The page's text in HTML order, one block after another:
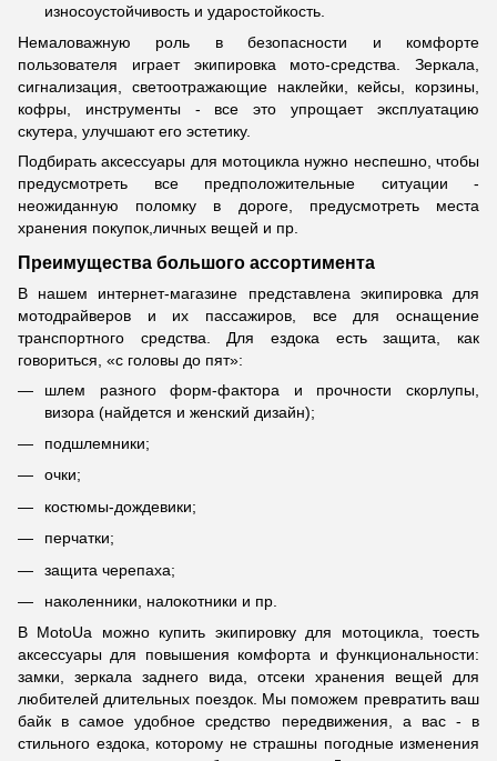
износоустойчивость и ударостойкость.
Немаловажную роль в безопасности и комфорте
пользователя играет экипировка мото-средства. Зеркала,
сигнализация, светоотражающие наклейки, кейсы, корзины,
кофры, инструменты - все это упрощает эксплуатацию
скутера, улучшают его эстетику.
Подбирать аксессуары для мотоцикла нужно неспешно, чтобы
предусмотреть все предположительные ситуации -
неожиданную поломку в дороге, предусмотреть места
хранения покупок,личных вещей и пр.
Преимущества большого ассортимента
В нашем интернет-магазине представлена экипировка для
мотодрайверов и их пассажиров, все для оснащение
транспортного средства. Для ездока есть защита, как
говориться, «с головы до пят»:
шлем разного форм-фактора и прочности скорлупы,
визора (найдется и женский дизайн);
подшлемники;
очки;
костюмы-дождевики;
перчатки;
защита черепаха;
наколенники, налокотники и пр.
В MotoUa можно купить экипировку для мотоцикла, тоесть
аксессуары для повышения комфорта и функциональности:
замки, зеркала заднего вида, отсеки хранения вещей для
любителей длительных поездок. Мы поможем превратить ваш
байк в самое удобное средство передвижения, а вас - в
стильного ездока, которому не страшны погодные изменения